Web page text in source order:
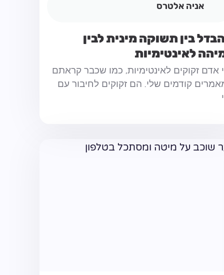
אניה אלטרס
בין תשוקה מינית לבין
לאינטימיות
אדם זקוקים לאינטימיות, כמו שכבר קראתם
קודמים שלי. הם זקוקים לחיבור עם